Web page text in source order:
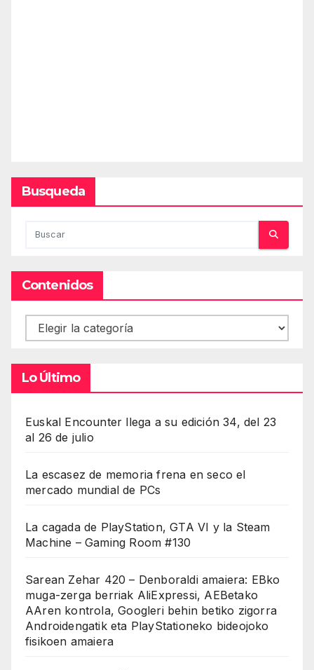
Busqueda
Contenidos
Contenidos
Lo Último
Euskal Encounter llega a su edición 34, del 23
al 26 de julio
La escasez de memoria frena en seco el
mercado mundial de PCs
La cagada de PlayStation, GTA VI y la Steam
Machine – Gaming Room #130
Sarean Zehar 420 – Denboraldi amaiera: EBko
muga-zerga berriak AliExpressi, AEBetako
AAren kontrola, Googleri behin betiko zigorra
Androidengatik eta PlayStationeko bideojoko
fisikoen amaiera